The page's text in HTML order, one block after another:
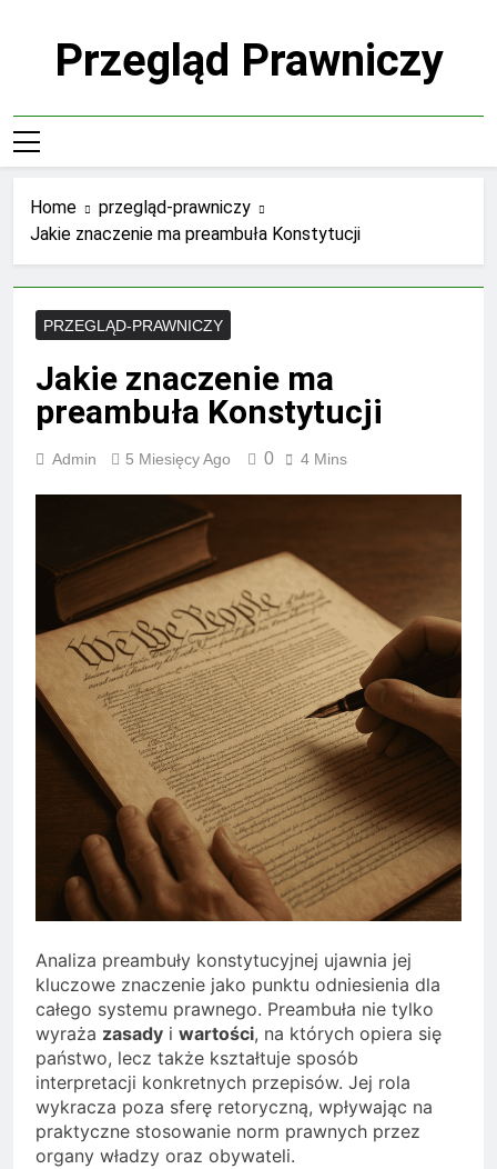
Przegląd Prawniczy
Home
przegląd-prawniczy
Jakie znaczenie ma preambuła Konstytucji
PRZEGLĄD-PRAWNICZY
Jakie znaczenie ma
preambuła Konstytucji
Admin 5 Miesięcy Ago 0 4 Mins
Analiza preambuły konstytucyjnej ujawnia jej
kluczowe znaczenie jako punktu odniesienia dla
całego systemu prawnego. Preambuła nie tylko
wyraża zasady i wartości, na których opiera się
państwo, lecz także kształtuje sposób
interpretacji konkretnych przepisów. Jej rola
wykracza poza sferę retoryczną, wpływając na
praktyczne stosowanie norm prawnych przez
organy władzy oraz obywateli.